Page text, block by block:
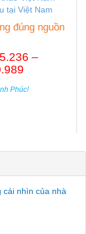
tại Việt Nam
đúng nguồn
–
Phúc!
cái nhìn của nhà